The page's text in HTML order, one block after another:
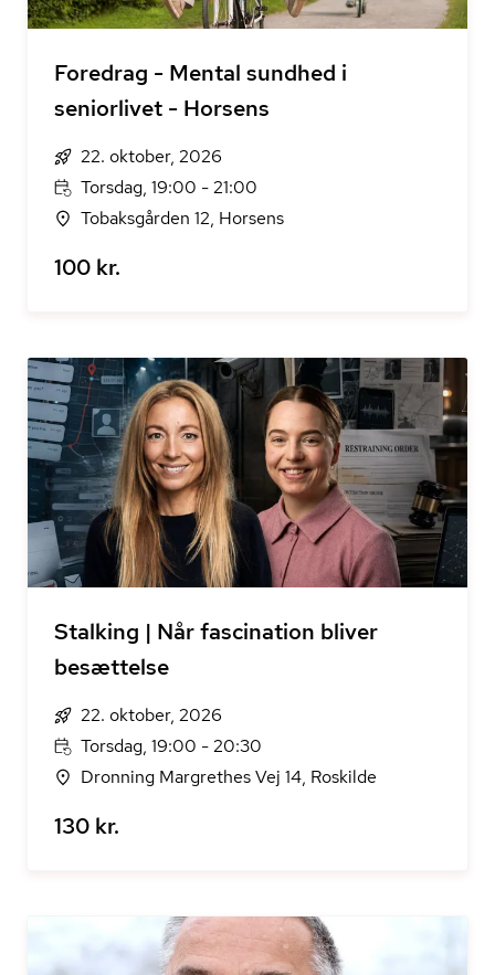
Foredrag - Mental sundhed i
seniorlivet - Horsens
22. oktober, 2026
Torsdag, 19:00 - 21:00
Tobaksgården 12, Horsens
100 kr.
Stalking | Når fascination bliver
besættelse
22. oktober, 2026
Torsdag, 19:00 - 20:30
Dronning Margrethes Vej 14, Roskilde
130 kr.